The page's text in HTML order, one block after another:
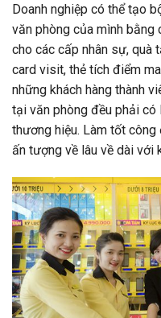
Doanh nghiệp có thể tạo
văn phòng của mình bằng
cho các cấp nhân sự, quà
card visit, thẻ tích điểm
những khách hàng thành
tại văn phòng đều phải
thương hiệu. Làm tốt công
ấn tượng về lâu về dài với